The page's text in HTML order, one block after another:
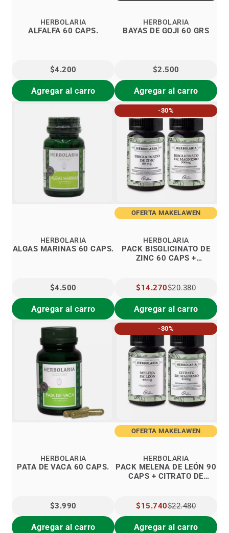
ALFALFA 60 CAPS.
HERBOLARIA
$4.200
Agregar al carro
BAYAS DE GOJI 60 GRS
HERBOLARIA
$2.500
Agregar al carro
ALGAS MARINAS 60 CAPS.
HERBOLARIA
$4.500
Agregar al carro
-30%
OFERTA MAKELAWEN
PACK BISGLICINATO DE
ZINC 60 CAPS +
HERBOLARIA
PRECIO
ESPECIAL
$14.270$20.380
Agregar al carro
PATA DE VACA 60 CAPS.
HERBOLARIA
$3.990
Agregar al carro
-30%
OFERTA MAKELAWEN
PACK MELENA DE LEÓN 90
CAPS + CITRATO DE
HERBOLARIA
PRECIO
ESPECIAL
$15.740$22.480
Agregar al carro